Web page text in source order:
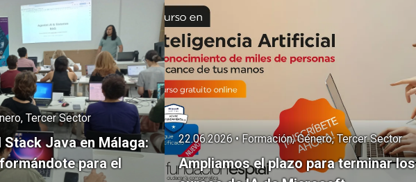
Java en Málaga:
para el
Tercer Sector
Ampliamos el plazo para terminar los
22.06.2026 • Formación, Género, Tercer Sector